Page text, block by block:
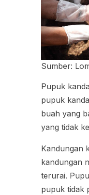
Sumber:
Pupuk
pupuk
buah yang
yang tidak
Kandungan
kandungan
terurai.
pupuk tidak